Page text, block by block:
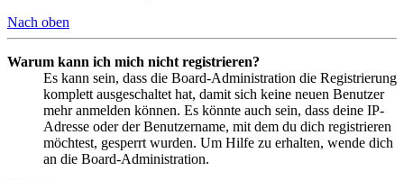
Nach oben
Warum kann ich mich nicht registrieren?
Es kann sein, dass die Board-Administration die Registrierung
komplett ausgeschaltet hat, damit sich keine neuen Benutzer
mehr anmelden können. Es könnte auch sein, dass deine IP-
Adresse oder der Benutzername, mit dem du dich registrieren
möchtest, gesperrt wurden. Um Hilfe zu erhalten, wende dich
an die Board-Administration.